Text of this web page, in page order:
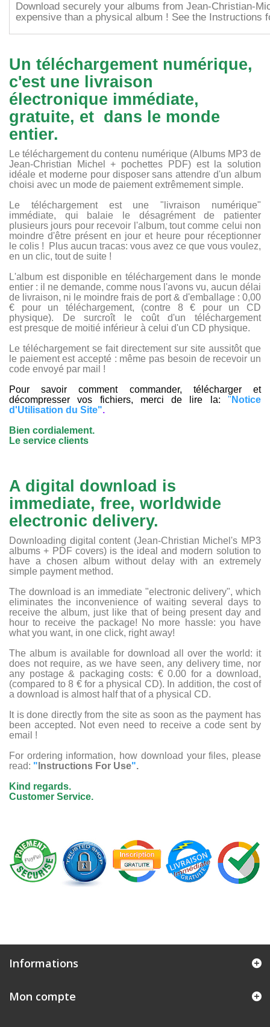
Download securely your albums from Jean-Christian-
expensive than a physical album ! See the Instructions
Un téléchargement numérique,
c'est une livraison
électronique immédiate,
gratuite, et dans le monde
entier.
Le téléchargement du contenu numérique (Albums MP3 de
Jean-Christian Michel + pochettes PDF) est la solution
idéale et moderne pour disposer sans attendre d'un album
choisi avec un mode de paiement extrêmement simple.
Le téléchargement est une "livraison numérique"
immédiate, qui balaie le désagrément de patienter
plusieurs jours pour recevoir l'album, tout comme celui non
moindre d'être présent en jour et heure pour réceptionner
le colis ! Plus aucun tracas: vous avez ce que vous voulez,
en un clic, tout de suite !
L'album est disponible en téléchargement dans le monde
entier : il ne demande, comme nous l'avons vu, aucun délai
de livraison, ni le moindre frais de port & d'emballage : 0,00
€ pour un téléchargement, (contre 8 € pour un CD
physique). De surcroît le coût d'un téléchargement
est presque de moitié inférieur à celui d'un CD physique.
Le téléchargement se fait directement sur site aussitôt que
le paiement est accepté : même pas besoin de recevoir un
code envoyé par mail !
Pour savoir comment commander, télécharger et
décompresser vos fichiers, merci de lire la: " Notice
d'Utilisation du Site".
Bien cordialement.
Le service clients
A digital download is
immediate, free, worldwide
electronic delivery.
Downloading digital content (Jean-Christian Michel's MP3
albums + PDF covers) is the ideal and modern solution to
have a chosen album without delay with an extremely
simple payment method.
The download is an immediate "electronic delivery", which
eliminates the inconvenience of waiting several days to
receive the album, just like that of being present day and
hour to receive the package! No more hassle: you have
what you want, in one click, right away!
The album is available for download all over the world: it
does not require, as we have seen, any delivery time, nor
any postage & packaging costs: € 0.00 for a download,
(compared to 8 € for a physical CD). In addition, the cost of
a download is almost half that of a physical CD.
It is done directly from the site as soon as the payment has
been accepted. Not even need to receive a code sent by
email !
For ordering information, how download your files, please
read: " Instructions For Use".
Kind regards.
Customer Service.
Informations
Mon compte